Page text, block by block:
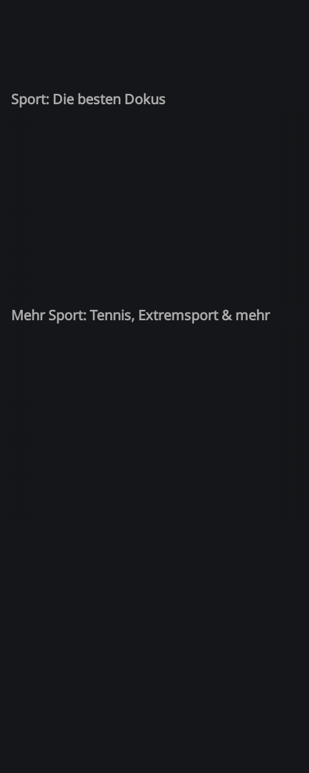
Sport: Die besten Dokus
Mehr Sport: Tennis, Extremsport & mehr